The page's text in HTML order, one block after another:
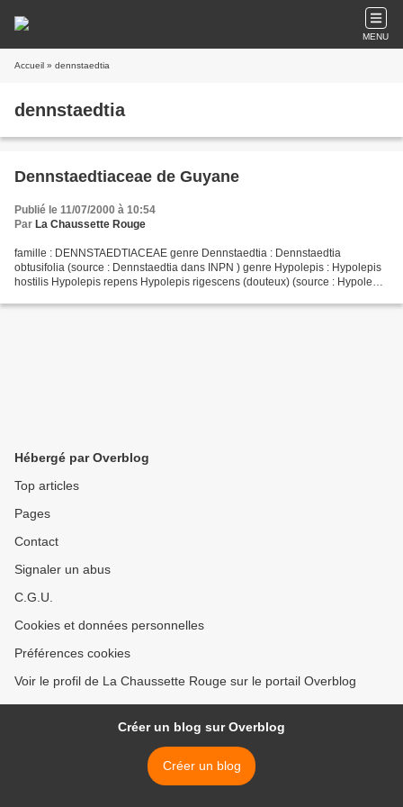
MENU
Accueil » dennstaedtia
dennstaedtia
Dennstaedtiaceae de Guyane
Publié le 11/07/2000 à 10:54
Par La Chaussette Rouge
famille : DENNSTAEDTIACEAE genre Dennstaedtia : Dennstaedtia
obtusifolia (source : Dennstaedtia dans INPN ) genre Hypolepis : Hypolepis
hostilis Hypolepis repens Hypolepis rigescens (douteux) (source : Hypolepis
Hébergé par Overblog
Top articles
Pages
Contact
Signaler un abus
C.G.U.
Cookies et données personnelles
Préférences cookies
Voir le profil de La Chaussette Rouge sur le portail Overblog
Créer un blog sur Overblog
Créer un blog